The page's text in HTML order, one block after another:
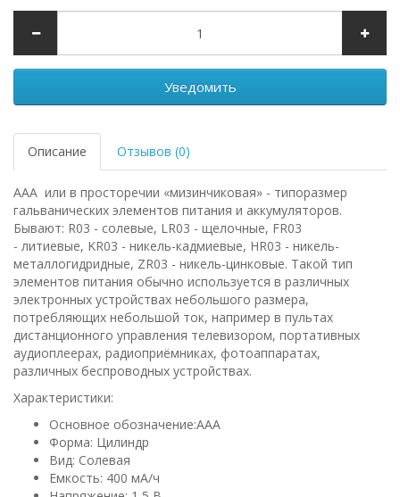
Уведомить
Описание Отзывов (0)
AAA или в просторечии «мизинчиковая» - типоразмер
гальванических элементов питания и аккумуляторов.
Бывают: R03 - солевые, LR03 - щелочные, FR03
- литиевые, KR03 - никель-кадмиевые, HR03 - никель-
металлогидридные, ZR03 - никель-цинковые. Такой тип
элементов питания обычно используется в различных
электронных устройствах небольшого размера,
потребляющих небольшой ток, например в пультах
дистанционного управления телевизором, портативных
аудиоплеерах, радиоприёмниках, фотоаппаратах,
различных беспроводных устройствах.
Характеристики:
Основное обозначение:AAA
Форма: Цилиндр
Вид: Солевая
Емкость: 400 мА/ч